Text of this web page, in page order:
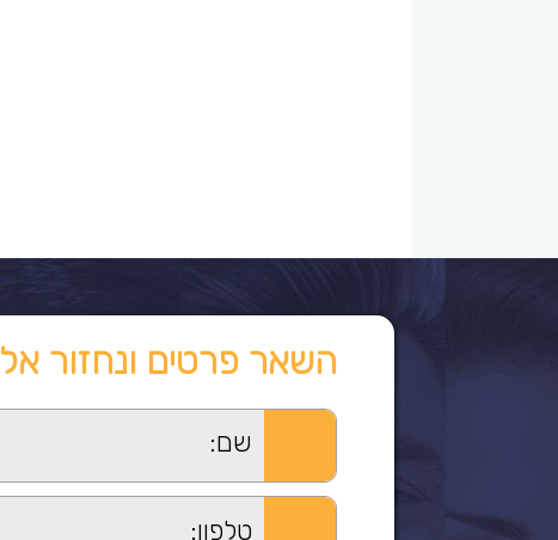
השאר פרטים ונחזור